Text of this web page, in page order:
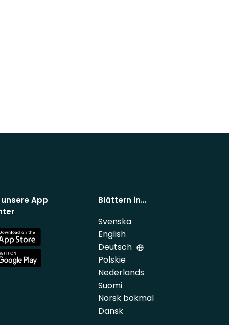
App
Blättern in…
Svenska
English
Deutsch
Polskie
Nederlands
Suomi
Norsk bokmal
Dansk